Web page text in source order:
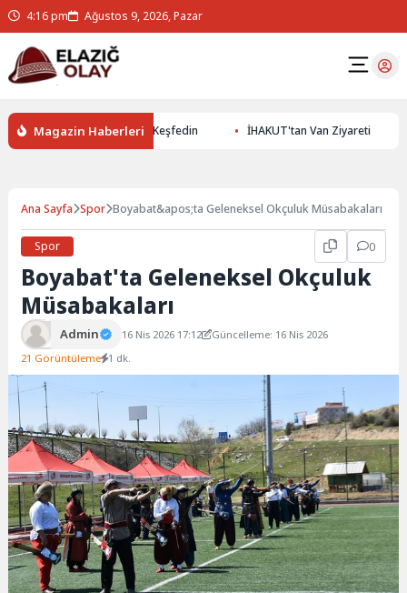
4:16 pm Ağustos 9, 2026, Pazar
Magazin Haberleri
ile Yer Altının Gizemlerini Keşfedin İHAKUT'tan Van Ziyareti
Ana Sayfa Spor Boyabat&apos;ta Geleneksel Okçuluk Müsabakaları
Spor 0
Boyabat'ta Geleneksel Okçuluk
Müsabakaları
Admin 16 Nis 2026 17:12
Güncelleme: 16 Nis 2026
21 Görüntüleme 1 dk.